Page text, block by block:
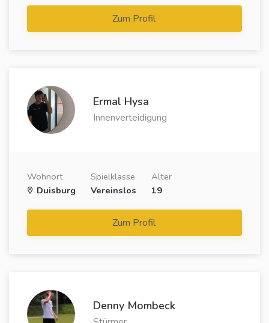
Zum Profil
Ermal Hysa
Innenverteidigung
Wohnort
Duisburg
Spielklasse
Vereinslos
Alter
19
Zum Profil
Denny Mombeck